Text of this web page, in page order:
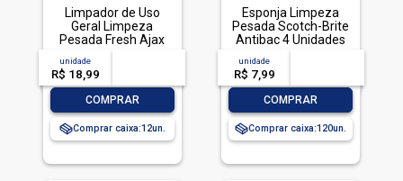
Limpador de Uso
Geral Limpeza
Pesada Fresh Ajax
Frasco 1l
unidade
R$ 18,99
COMPRAR
Comprar caixa:12
Esponja Limpeza
Pesada Scotch-Brite
Antibac 4 Unidades
Pacote Econômico
unidade
R$ 7,99
COMPRAR
Comprar caixa:120